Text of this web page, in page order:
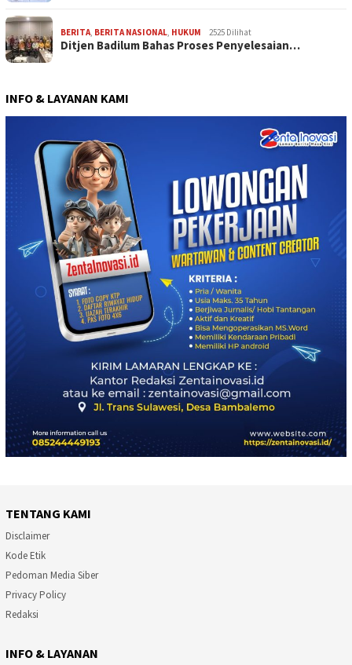
BERITA, BERITA NASIONAL, HUKUM 2525 Dilihat
Ditjen Badilum Bahas Proses Penyelesaian…
INFO & LAYANAN KAMI
TENTANG KAMI
Disclaimer
Kode Etik
Pedoman Media Siber
Privacy Policy
Redaksi
INFO & LAYANAN